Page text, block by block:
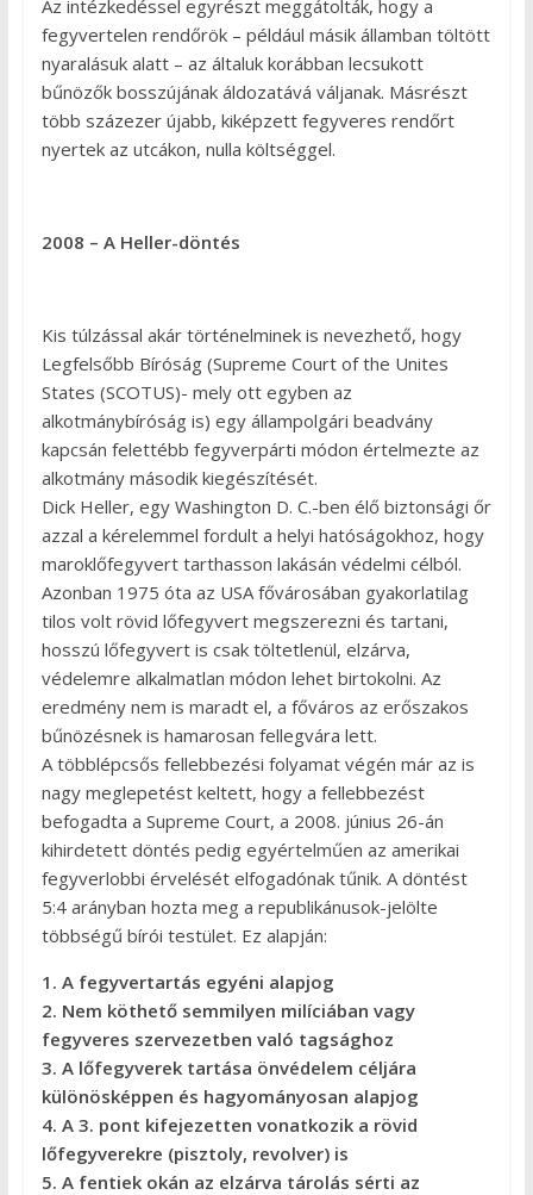
Az intézkedéssel egyrészt meggátolták, hogy a
fegyvertelen rendőrök – például másik államban töltött
nyaralásuk alatt – az általuk korábban lecsukott
bűnözők bosszújának áldozatává váljanak. Másrészt
több százezer újabb, kiképzett fegyveres rendőrt
nyertek az utcákon, nulla költséggel.
2008 – A Heller-döntés
Kis túlzással akár történelminek is nevezhető, hogy
Legfelsőbb Bíróság (Supreme Court of the Unites
States (SCOTUS)- mely ott egyben az
alkotmánybíróság is) egy állampolgári beadvány
kapcsán felettébb fegyverpárti módon értelmezte az
alkotmány második kiegészítését.
Dick Heller, egy Washington D. C.-ben élő biztonsági őr
azzal a kérelemmel fordult a helyi hatóságokhoz, hogy
maroklőfegyvert tarthasson lakásán védelmi célból.
Azonban 1975 óta az USA fővárosában gyakorlatilag
tilos volt rövid lőfegyvert megszerezni és tartani,
hosszú lőfegyvert is csak töltetlenül, elzárva,
védelemre alkalmatlan módon lehet birtokolni. Az
eredmény nem is maradt el, a főváros az erőszakos
bűnözésnek is hamarosan fellegvára lett.
A többlépcsős fellebbezési folyamat végén már az is
nagy meglepetést keltett, hogy a fellebbezést
befogadta a Supreme Court, a 2008. június 26-án
kihirdetett döntés pedig egyértelműen az amerikai
fegyverlobbi érvelését elfogadónak tűnik. A döntést
5:4 arányban hozta meg a republikánusok-jelölte
többségű bírói testület. Ez alapján:
1. A fegyvertartás egyéni alapjog
2. Nem köthető semmilyen milíciában vagy
fegyveres szervezetben való tagsághoz
3. A lőfegyverek tartása önvédelem céljára
különösképpen és hagyományosan alapjog
4. A 3. pont kifejezetten vonatkozik a rövid
lőfegyverekre (pisztoly, revolver) is
5. A fentiek okán az elzárva tárolás sérti az